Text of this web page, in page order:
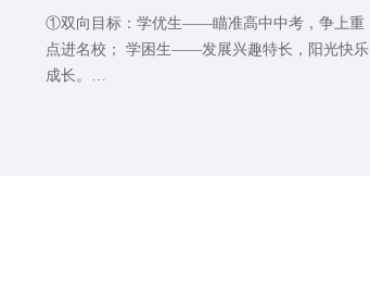
①双向目标：学优生——瞄准高中中考，争上重
点进名校； 学困生——发展兴趣特长，阳光快乐
成长。